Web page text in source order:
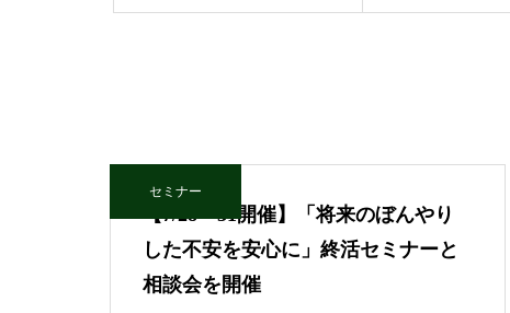
セミナー
【7/28・31開催】「将来のぼんやり
した不安を安心に」終活セミナーと
相談会を開催